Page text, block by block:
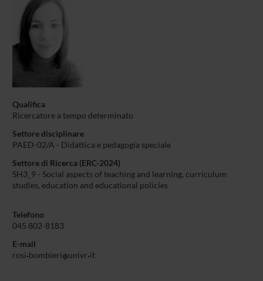
Qualifica
Ricercatore a tempo determinato
Settore disciplinare
PAED-02/A - Didattica e pedagogia speciale
Settore di Ricerca (ERC-2024)
SH3_9 - Social aspects of teaching and learning, curriculum
studies, education and educational policies
Telefono
045 802-8183
E-mail
rosi bombieri univr it